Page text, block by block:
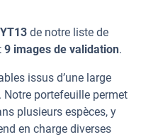
de notre liste de
9 images de validation.
issus d’une large
portefeuille permet
plusieurs espèces, y
en charge diverses